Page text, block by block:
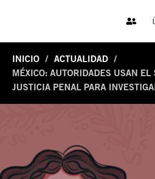
INICIO
ACTUALIDAD
MÉXICO: AUTORIDADES USAN EL
JUSTICIA PENAL PARA